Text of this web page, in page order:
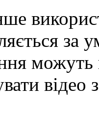
можуть
відео